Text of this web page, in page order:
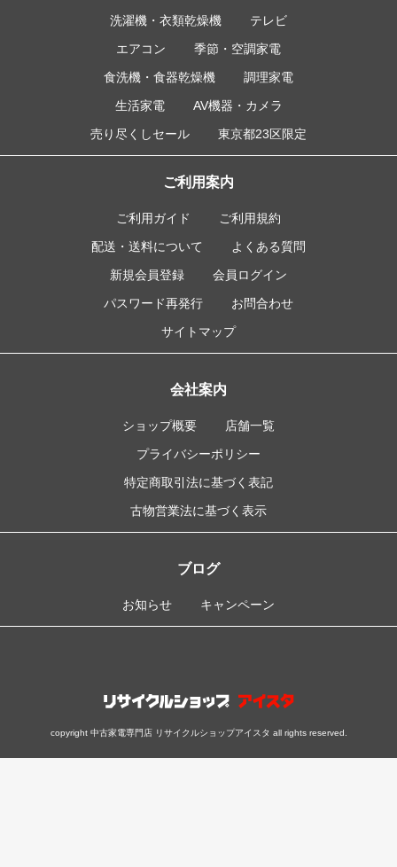
洗濯機・衣類乾燥機
テレビ
エアコン
季節・空調家電
食洗機・食器乾燥機
調理家電
生活家電
AV機器・カメラ
売り尽くしセール
東京都23区限定
ご利用案内
ご利用ガイド
ご利用規約
配送・送料について
よくある質問
新規会員登録
会員ログイン
パスワード再発行
お問合わせ
サイトマップ
会社案内
ショップ概要
店舗一覧
プライバシーポリシー
特定商取引法に基づく表記
古物営業法に基づく表示
ブログ
お知らせ キャンペーン
copyright 中古家電専門店 リサイクルショップアイスタ all rights reserved.